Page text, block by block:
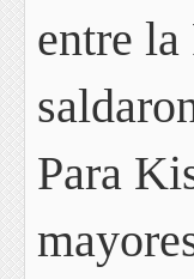
entre
Para